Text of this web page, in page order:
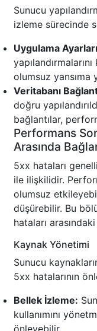
Sunucu
izleme sürecinde
Uygulama
olumsuz yansıma
Veritabanı
doğru
bağlantılar,
Performans
Arasında
5xx hataları
ile ilişkilidir.
olumsuz
düşürebilir. Bu
hataları
Kaynak Yönetimi
Sunucu
5xx hatalarının
Bellek İzleme:
kullanımını